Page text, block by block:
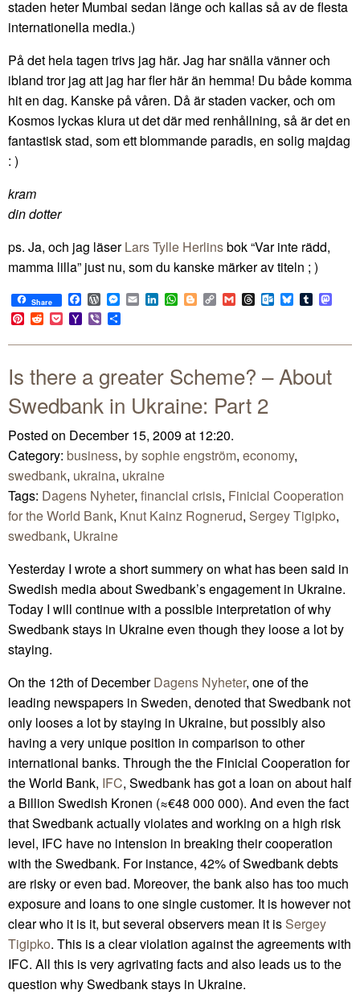
staden heter Mumbai sedan länge och kallas så av de flesta
internationella media.)
På det hela tagen trivs jag här. Jag har snälla vänner och
ibland tror jag att jag har fler här än hemma! Du både komma
hit en dag. Kanske på våren. Då är staden vacker, och om
Kosmos lyckas klura ut det där med renhållning, så är det en
fantastisk stad, som ett blommande paradis, en solig majdag
: )
kram
din dotter
ps. Ja, och jag läserLars Tylle Herlinsbok “Var inte rädd,
mamma lilla” just nu, som du kanske märker av titeln ; )
Share Facebook
WordPress
Messenger
EmailLinkedIn
WhatsApp
BloggerCopy
Link
GmailThreadsOutlook.com
BlueskyTumblr
Pinterest
RedditPocketYahoo
Mail
Viber
Is there a greater Scheme? – About
Swedbank in Ukraine: Part 2
Posted on December 15, 2009 at 12:20.
Category: business, by sophie engström, economy,
swedbank, ukraina, ukraine
Tags: Dagens Nyheter, financial crisis, Finicial Cooperation
for the World Bank, Knut Kainz Rognerud, Sergey Tigipko,
swedbank, Ukraine
Yesterday I wrote a short summery on what has been said in
Swedish media about Swedbank’s engagement in Ukraine.
Today I will continue with a possible interpretation of why
Swedbank stays in Ukraine even though they loose a lot by
staying.
On the 12th of DecemberDagens Nyheter, one of the
leading newspapers in Sweden, denoted that Swedbank not
only looses a lot by staying in Ukraine, but possibly also
having a very unique position in comparison to other
international banks. Through the the Finicial Cooperation for
the World Bank, IFC, Swedbank has got a loan on about half
a Billion Swedish Kronen (≈€48 000 000). And even the fact
that Swedbank actually violates and working on a high risk
level, IFC have no intension in breaking their cooperation
with the Swedbank. For instance, 42% of Swedbank debts
are risky or even bad. Moreover, the bank also has too much
exposure and loans to one single customer. It is however not
clear who it is it, but several observers mean it is Sergey
Tigipko. This is a clear violation against the agreements with
IFC. All this is very agrivating facts and also leads us to the
question why Swedbank stays in Ukraine.